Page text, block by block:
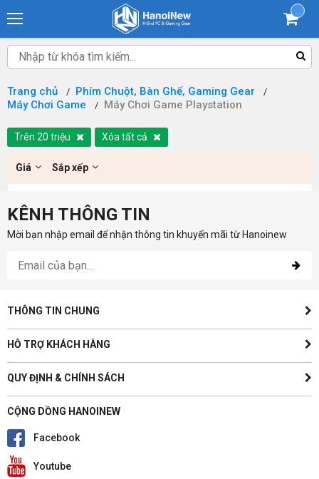
Trang chủ
Phím Chuột, Bàn Ghế, Gaming Gear
Máy Chơi Game
Máy Chơi Game Playstation
Trên 20 triệu Xóa tất cả
Giá Sắp xếp
KÊNH THÔNG TIN
Mời bạn nhập email để nhận thông tin khuyến mãi từ Hanoinew
THÔNG TIN CHUNG
HỖ TRỢ KHÁCH HÀNG
QUY ĐỊNH & CHÍNH SÁCH
CỘNG DỒNG HANOINEW
Facebook
Youtube